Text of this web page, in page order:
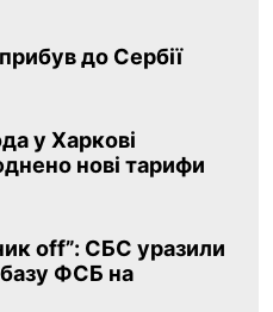
до Сербії
у Харкові
нові тарифи
off”: СБС уразили
базу ФСБ на